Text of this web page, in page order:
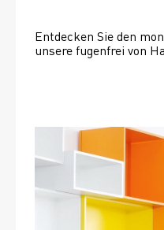
Entdecken Sie den
unsere fugenfrei von